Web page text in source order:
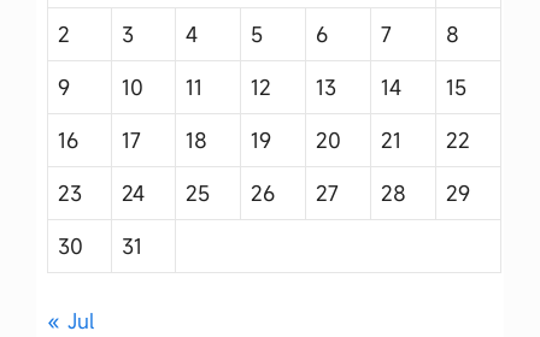
2
3 4 5 6 7
8
9
10 11 12 13 14
15
16
17 18 19 20 21
22
23
24 25 26 27 28
29
30
31
« Jul